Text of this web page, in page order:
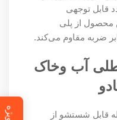
عدد قابل توجهی
از پلی‌
آب وخاک
قابل شستشو از